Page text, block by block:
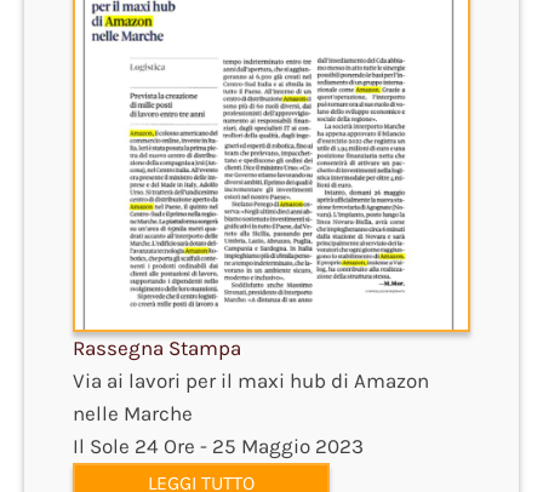
Rassegna Stampa
Via ai lavori per il maxi hub di Amazon
nelle Marche
Il Sole 24 Ore - 25 Maggio 2023
LEGGI TUTTO